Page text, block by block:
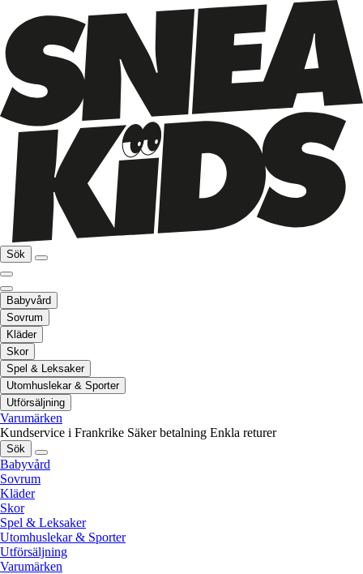
Sök
Babyvård
Sovrum
Kläder
Skor
Spel & Leksaker
Utomhuslekar & Sporter
Utförsäljning
Varumärken
Kundservice i Frankrike Säker betalning Enkla returer
Sök
Babyvård
Sovrum
Kläder
Skor
Spel & Leksaker
Utomhuslekar & Sporter
Utförsäljning
Varumärken